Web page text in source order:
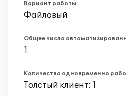
Вариант работы
Файловый
Общее число
1
Количество одновременно
Толстый клиент: 1